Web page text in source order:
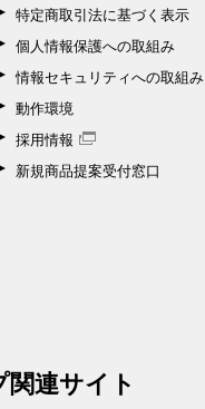
特定商取引法に基づく表示
個人情報保護への取組み
情報セキュリティへの取組み
動作環境
採用情報
新規商品提案受付窓口
連サイト